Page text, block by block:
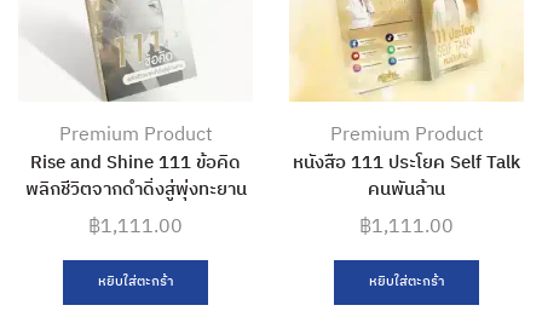
Premium Product
Rise and Shine 111 ข้อคิด
พลิกชีวิตจากดำดิ่งสู่พุ่งทะยาน
฿1,111.00
หยิบใส่ตะกร้า
Premium Product
หนังสือ 111 ประโยค Self Talk
คนพันล้าน
฿1,111.00
หยิบใส่ตะกร้า